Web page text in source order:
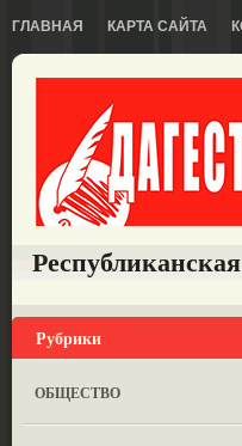
ГЛАВНАЯ КАРТА САЙТА
Рубрики
ОБЩЕСТВО